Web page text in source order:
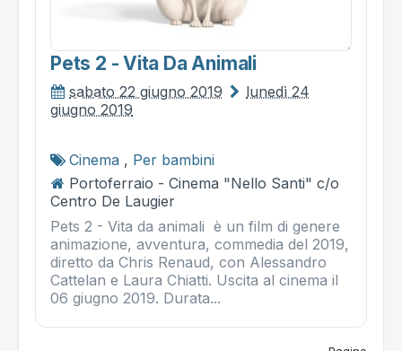
Pets 2 - Vita Da Animali
sabato 22 giugno 2019
lunedì 24
giugno 2019
Cinema , Per bambini
Portoferraio - Cinema "Nello Santi" c/o
Centro De Laugier
Pets 2 - Vita da animali è un film di genere
animazione, avventura, commedia del 2019,
diretto da Chris Renaud, con Alessandro
Cattelan e Laura Chiatti. Uscita al cinema il
06 giugno 2019. Durata...